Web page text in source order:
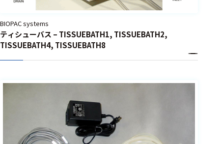
BIOPAC systems
ティシューバス – TISSUEBATH1, TISSUEBATH2,
TISSUEBATH4, TISSUEBATH8